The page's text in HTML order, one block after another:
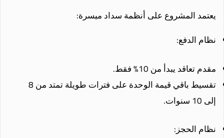
يعتمد المشروع على أنظمة سداد ميسرة:
نظام الدفع:
مقدم تعاقد يبدأ من 10% فقط.
تقسيط باقي قيمة الوحدة على فترات طويلة تمتد من 8
إلى 10 سنوات.
نظام الحجز: